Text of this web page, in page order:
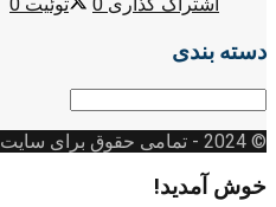
دسته بندی
دسته
© 2024
- تمامی حقوق برای سایت
خوش آمدید!